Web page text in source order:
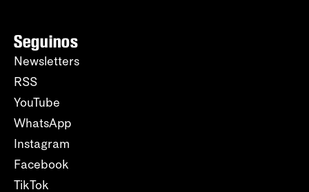
Seguinos
Newsletters
RSS
YouTube
WhatsApp
Instagram
Facebook
TikTok